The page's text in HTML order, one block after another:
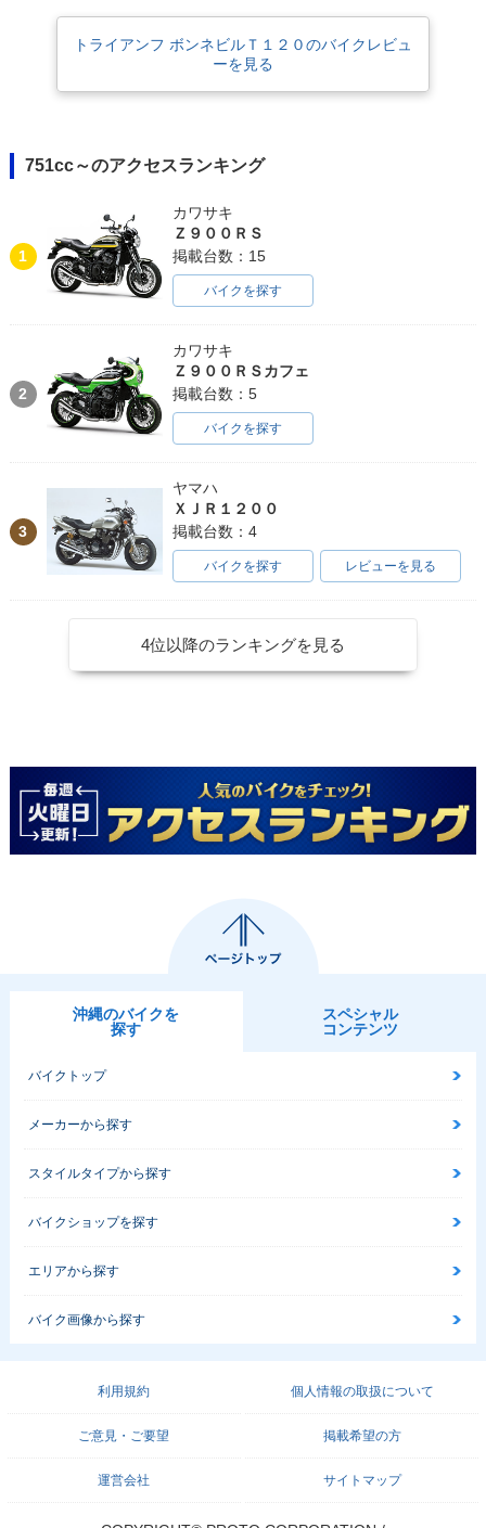
ナーチェンジ
ンジ
T120・カラーチェン
ジ
2016年 Bonneville
T120 BLACK・追加
トライアンフ ボンネビルＴ１２０のバイクレビュ
ーを見る
751cc～のアクセスランキング
1
カワサキ
Ｚ９００ＲＳ
掲載台数：15
バイクを探す
2
カワサキ
Ｚ９００ＲＳカフェ
掲載台数：5
バイクを探す
3
ヤマハ
ＸＪＲ１２００
掲載台数：4
バイクを探す レビューを見る
4位以降のランキングを見る
沖縄のバイクを
探す
スペシャル
コンテンツ
バイクトップ
メーカーから探す
スタイルタイプから探す
バイクショップを探す
エリアから探す
バイク画像から探す
利用規約 個人情報の取扱について
ご意見・ご要望 掲載希望の方
運営会社 サイトマップ